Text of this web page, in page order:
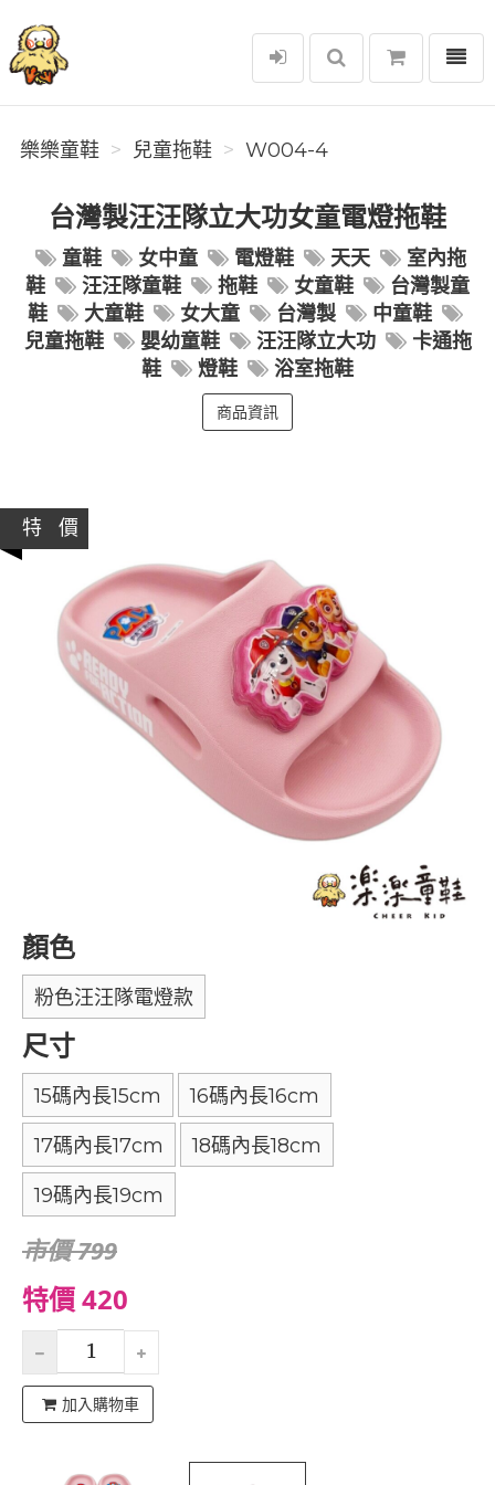
樂樂童鞋
選單
樂樂童鞋 兒童拖鞋 W004-4
台灣製汪汪隊立大功女童電燈拖鞋
童鞋 女中童 電燈鞋 天天
室內拖
鞋
汪汪隊童鞋 拖鞋 女童鞋
台灣製童
鞋
大童鞋 女大童 台灣製
中童鞋
兒童拖鞋
嬰幼童鞋 汪汪隊立大功
卡通拖
鞋
燈鞋 浴室拖鞋
商品資訊
特 價
顏色
粉色汪汪隊電燈款
尺寸
15碼內長15cm 16碼內長16cm
17碼內長17cm 18碼內長18cm
19碼內長19cm
市價 799
特價 420
加入購物車